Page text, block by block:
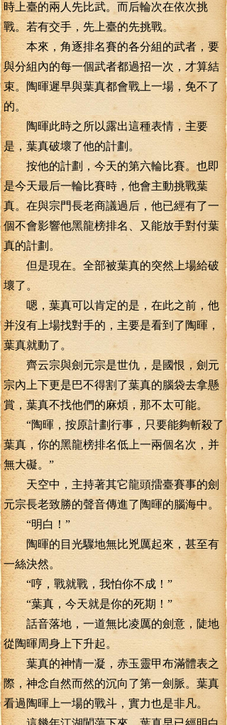
時上臺的兩人先比武。而后輪次在依次挑
戰。若有交手，先上臺的先挑戰。
本來，角逐排名賽的各分組的武者，要
與分組內的每一個武者都過招一次，才算結
束。陶暉遲早與葉真都會戰上一場，免不了
的。
陶暉此時之所以露出這種表情，主要
是，葉真破壞了他的計劃。
按他的計劃，今天的第六輪比賽。也即
是今天最后一輪比賽時，他會主動挑戰葉
真。在與宗門長老商議過后，他已經有了一
個不會影響他黑龍榜排名、又能放手對付葉
真的計劃。
但是現在。全部被葉真的突然上場給破
壞了。
嗯，葉真可以肯定的是，在此之前，他
并沒有上場找對手的，主要是看到了陶暉，
葉真就動了。
齊云宗與劍元宗是世仇，是國恨，劍元
宗內上下更是巴不得割了葉真的腦袋去拿懸
賞，葉真不找他們的麻煩，那不太可能。
“陶暉，按原計劃行事，只要能夠斬殺了
葉真，你的黑龍榜排名低上一兩個名次，并
無大礙。”
天空中，主持著其它龍頭擂臺賽事的劍
元宗長老致勝的聲音傳進了陶暉的腦海中。
“明白！”
陶暉的目光驟地無比兇厲起來，甚至有
一絲決然。
“哼，戰就戰，我怕你不成！”
“葉真，今天就是你的死期！”
話音落地，一道無比凌厲的劍意，陡地
從陶暉周身上下升起。
葉真的神情一凝，赤玉靈甲布滿體表之
際，神念自然而然的沉向了第一劍脈。葉真
看過陶暉上一場的戰斗，實力也是非凡。